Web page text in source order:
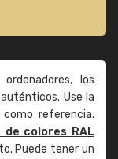
los
Use la
referencia.
colores RAL
Puede tener un